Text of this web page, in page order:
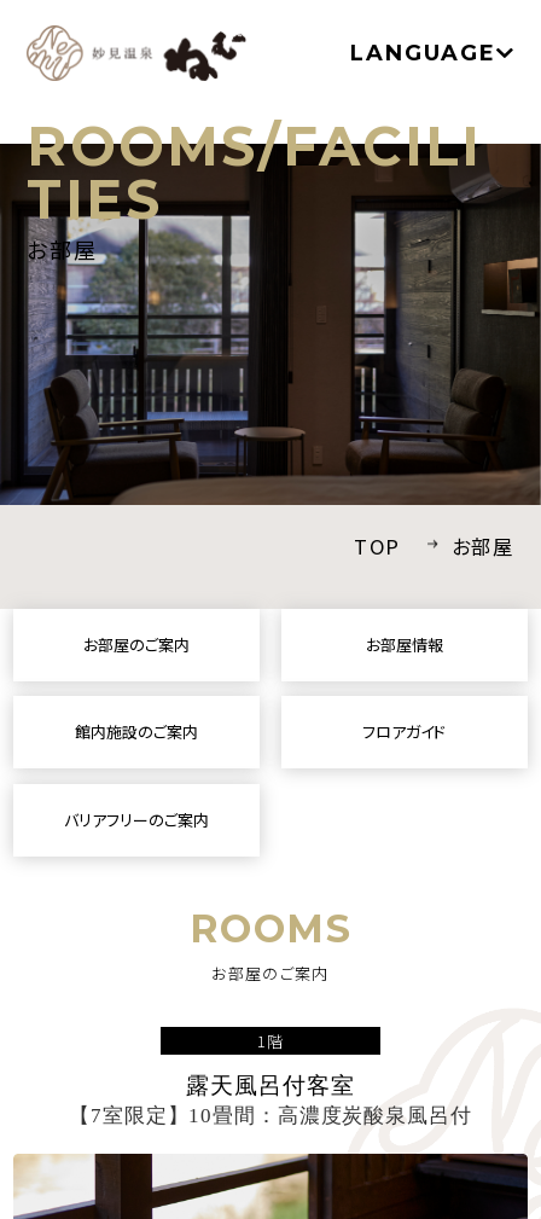
LANGUAGE
TOP
温泉 お部屋
ネムノキ茶屋 新着情報
アクセス
INSTAGRAM
ROOMS/FACILI
TIES
お部屋
TOP お部屋
お部屋のご案内 お部屋情報
館内施設のご案内 フロアガイド
バリアフリーのご案内
ROOMS
お部屋のご案内
1階
露天風呂付客室
【7室限定】10畳間：高濃度炭酸泉風呂付